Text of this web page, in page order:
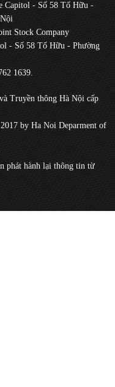
Capitol - Số 58 Tố Hữu -
Stock Company
- Số 58 Tố Hữu - Phường
1639.
Truyền thông Hà Nội cấp
by Ha Noi Deparment of
hành lại thông tin từ